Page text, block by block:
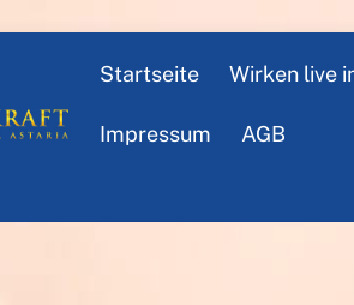
Startseite Wirken live
Impressum AGB